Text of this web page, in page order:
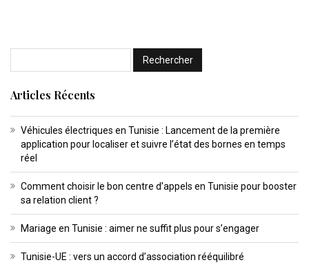
Articles Récents
Véhicules électriques en Tunisie : Lancement de la première
application pour localiser et suivre l’état des bornes en temps
réel
Comment choisir le bon centre d’appels en Tunisie pour booster
sa relation client ?
Mariage en Tunisie : aimer ne suffit plus pour s’engager
Tunisie-UE : vers un accord d’association rééquilibré